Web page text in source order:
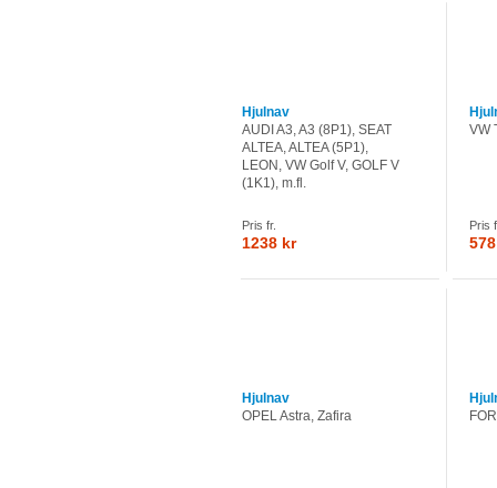
Hjulnav
AUDI A3, A3 (8P1), SEAT
ALTEA, ALTEA (5P1),
LEON, VW Golf V, GOLF V
(1K1), m.fl.
Pris fr.
1238 kr
VW
Pris
Hjulnav
OPEL Astra, Zafira